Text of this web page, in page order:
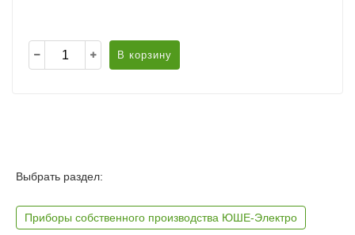
В корзину
Выбрать раздел:
Приборы собственного производства ЮШЕ-Электро